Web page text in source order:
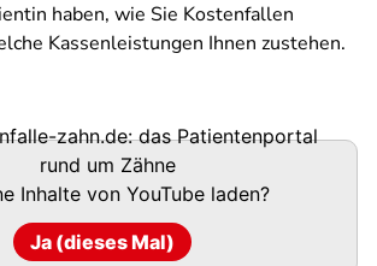
haben, wie Sie Kostenfallen
Kassenleistungen Ihnen zustehen.
zahn.de: das Patientenportal
rund um Zähne
Inhalte von YouTube laden?
Ja (dieses Mal)